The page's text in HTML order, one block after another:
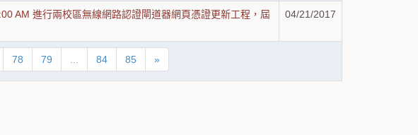
AM 進行兩校區無線網路認證閘道器網頁憑證更新工程，屆
04/21/2017
78 79 84 85 »